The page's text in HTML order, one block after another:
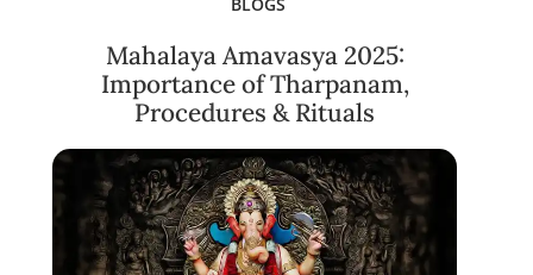
Mahalaya Amavasya 2025:
Importance of Tharpanam,
Procedures & Rituals